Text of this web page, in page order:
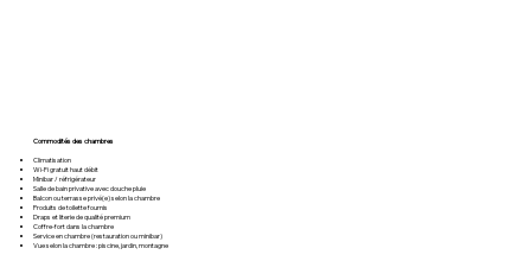
Commodités des chambres
Climatisation
Wi-Fi gratuit haut débit
Minibar / réfrigérateur
Salle de bain privative avec douche pluie
Balcon ou terrasse privé(e) selon la chambre
Produits de toilette fournis
Draps et literie de qualité premium
Coffre-fort dans la chambre
Service en chambre (restauration ou minibar)
Vue selon la chambre : piscine, jardin, montagne